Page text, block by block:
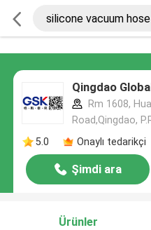
Qingdao
Rm 1608,
Road,Qingdao,
5.0
Onaylı tedarikçi
Şimdi ara
Ürünler